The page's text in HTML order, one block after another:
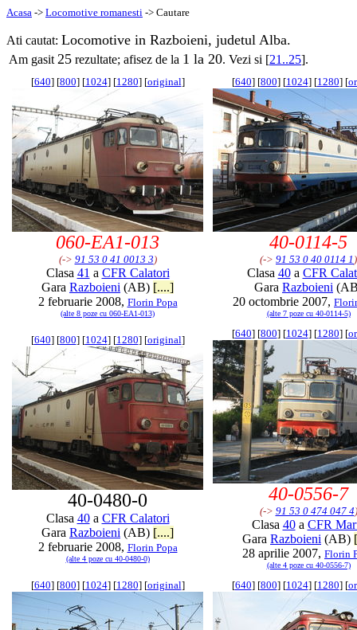
Acasa -> Locomotive romanesti -> Cautare
Ati cautat: Locomotive in Razboieni, judetul Alba.
Am gasit 25 rezultate; afisez de la 1 la 20. Vezi si [21..25].
[640] [800] [1024] [1280] [original]
060-EA1-013
(-> 91 53 0 41 0013 3)
Clasa 41 a CFR Calatori
Gara Razboieni (AB) [....]
2 februarie 2008, Florin Popa
(alte 8 poze cu 060-EA1-013)
[640] [800] [1024] [1280] [
40-0114-5
(-> 91 53 0 40 0114 1 )
Clasa 40a CFR
Gara Razboieni
20 octombrie 2007,
(alte 7 poze cu 40-0114-5)
[640] [800] [1024] [1280] [original]
40-0480-0
Clasa 40a CFR Calatori
Gara Razboieni (AB) [....]
2 februarie 2008, Florin Popa
(alte 4 poze cu 40-0480-0)
[640] [800] [1024] [1280] [
40-0556-7
(-> 91 53 0 474 047 4)
Clasa 40a CFR
Gara Razboieni (AB)
28 aprilie 2007, Florin
(alte 4 poze cu 40-0556-7)
[640] [800] [1024] [1280] [original] [640] [800] [1024] [1280] [